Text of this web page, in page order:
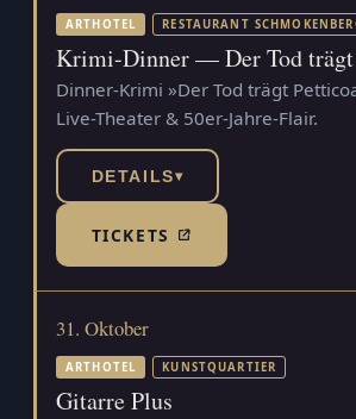
ARTHOTEL RESTAURANT
Krimi-Dinner — Der Tod trägt
Dinner-Krimi »Der Tod trägt
Live-Theater & 50er-Jahre-Flair.
DETAILS▾
TICKETS(TICKETSHOP,
31. Oktober
ARTHOTEL KUNSTQUARTIER
Gitarre Plus